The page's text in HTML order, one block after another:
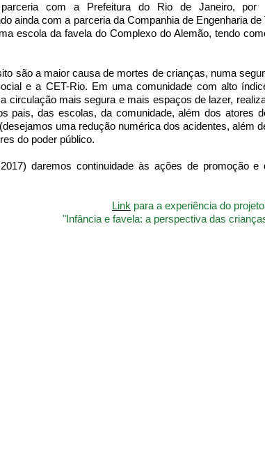
com a Prefeitura do Rio de Janeiro, por
ainda com a parceria da Companhia de Engenharia
escola da favela do Complexo do Alemão, tendo
são a maior causa de mortes de crianças, numa
e a CET-Rio. Em uma comunidade com alto
circulação mais segura e mais espaços de lazer,
pais, das escolas, da comunidade, além dos atores
uma redução numérica dos acidentes, além
do poder público.
daremos continuidade às ações de promoção
Link para a experiência do
"Infância e favela: a perspectiva das